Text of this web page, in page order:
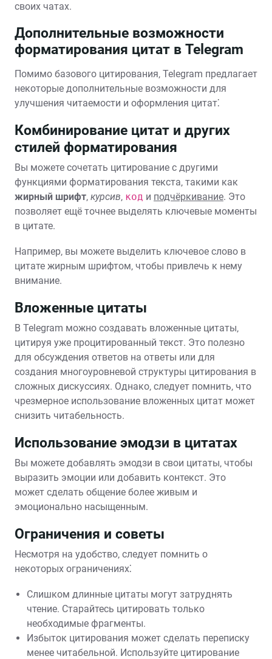
своих чатах.
Дополнительные возможности
форматирования цитат в Telegram
Помимо базового цитирования‚ Telegram предлагает
некоторые дополнительные возможности для
улучшения читаемости и оформления цитат⁚
Комбинирование цитат и других
стилей форматирования
Вы можете сочетать цитирование с другими
функциями форматирования текста‚ такими как
жирный шрифт‚ курсив‚ код и подчёркивание. Это
позволяет ещё точнее выделять ключевые моменты
в цитате.
Например‚ вы можете выделить ключевое слово в
цитате жирным шрифтом‚ чтобы привлечь к нему
внимание.
Вложенные цитаты
В Telegram можно создавать вложенные цитаты‚
цитируя уже процитированный текст. Это полезно
для обсуждения ответов на ответы или для
создания многоуровневой структуры цитирования в
сложных дискуссиях. Однако‚ следует помнить‚ что
чрезмерное использование вложенных цитат может
снизить читабельность.
Использование эмодзи в цитатах
Вы можете добавлять эмодзи в свои цитаты‚ чтобы
выразить эмоции или добавить контекст. Это
может сделать общение более живым и
эмоционально насыщенным.
Ограничения и советы
Несмотря на удобство‚ следует помнить о
некоторых ограничениях⁚
Слишком длинные цитаты могут затруднять
чтение. Старайтесь цитировать только
необходимые фрагменты.
Избыток цитирования может сделать переписку
менее читабельной. Используйте цитирование